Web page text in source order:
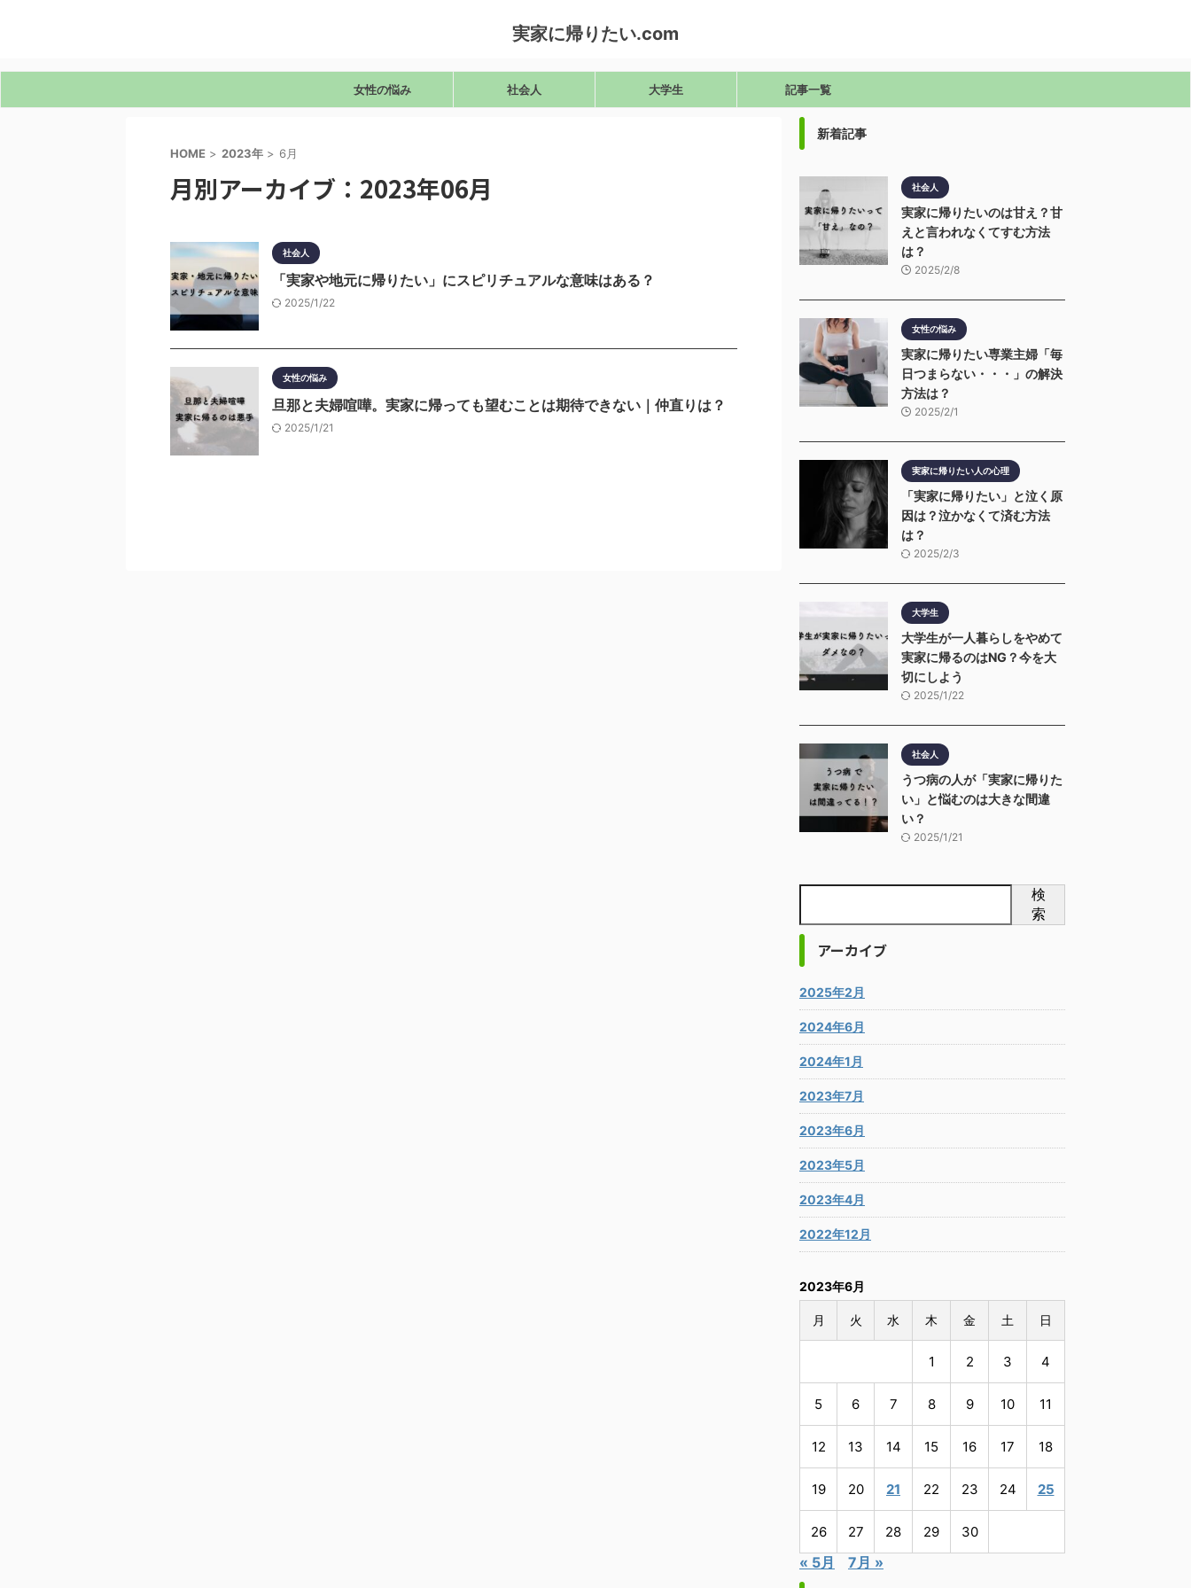
実家に帰りたい.com
女性の悩み 社会人 大学生 記事一覧
HOME > 2023年 > 6月
月別アーカイブ：2023年06月
社会人
「実家や地元に帰りたい」にスピリチュアルな意味はある？
2025/1/22
女性の悩み
旦那と夫婦喧嘩。実家に帰っても望むことは期待できない｜仲直りは？
2025/1/21
新着記事
社会人
実家に帰りたいのは甘え？甘
えと言われなくてすむ方法
は？
2025/2/8
女性の悩み
実家に帰りたい専業主婦「毎
日つまらない・・・」の解決
方法は？
2025/2/1
実家に帰りたい人の心理
「実家に帰りたい」と泣く原
因は？泣かなくて済む方法
は？
2025/2/3
大学生
大学生が一人暮らしをやめて
実家に帰るのはNG？今を大
切にしよう
2025/1/22
社会人
うつ病の人が「実家に帰りた
い」と悩むのは大きな間違
い？
2025/1/21
検
索
アーカイブ
2025年2月
2024年6月
2024年1月
2023年7月
2023年6月
2023年5月
2023年4月
2022年12月
2023年6月
月 火 水 木 金 土 日
1 2 3 4
5 6 7 8 9 10 11
12 13 14 15 16 17 18
19 20 21 22 23 24 25
26 27 28 29 30
« 5月 7月 »